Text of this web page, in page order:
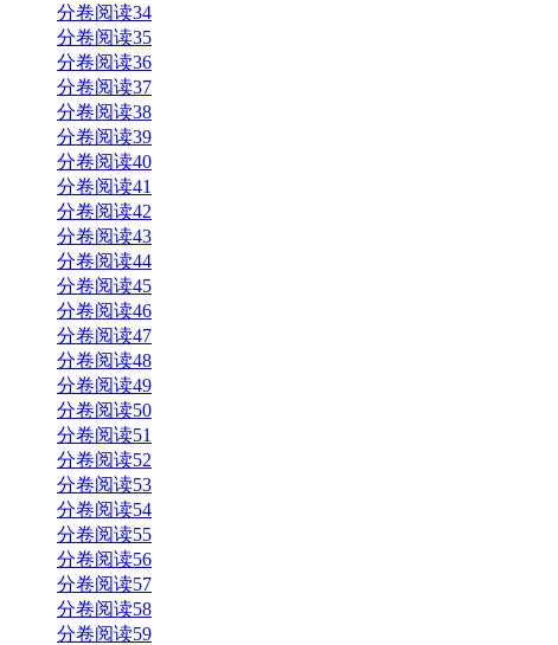
分卷阅读34
分卷阅读35
分卷阅读36
分卷阅读37
分卷阅读38
分卷阅读39
分卷阅读40
分卷阅读41
分卷阅读42
分卷阅读43
分卷阅读44
分卷阅读45
分卷阅读46
分卷阅读47
分卷阅读48
分卷阅读49
分卷阅读50
分卷阅读51
分卷阅读52
分卷阅读53
分卷阅读54
分卷阅读55
分卷阅读56
分卷阅读57
分卷阅读58
分卷阅读59